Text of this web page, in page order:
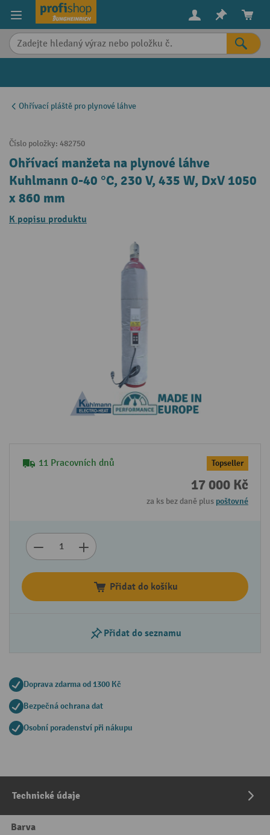
content
Ohřívací pláště pro plynové láhve
Číslo položky: 482750
Ohřívací manžeta na plynové láhve
Kuhlmann 0-40 °C, 230 V, 435 W, DxV 1050
x 860 mm
K popisu produktu
11 Pracovních dnů Topseller
17 000 Kč
za ks bez daně plus poštovné
Přidat do košíku
Přidat do seznamu
Doprava zdarma od 1300 Kč
Bezpečná ochrana dat
Osobní poradenství při nákupu
Technické údaje
Barva